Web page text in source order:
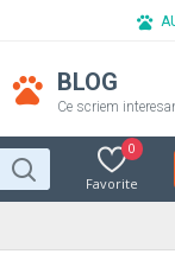
BLOG
Ce scriem
Favorite
0